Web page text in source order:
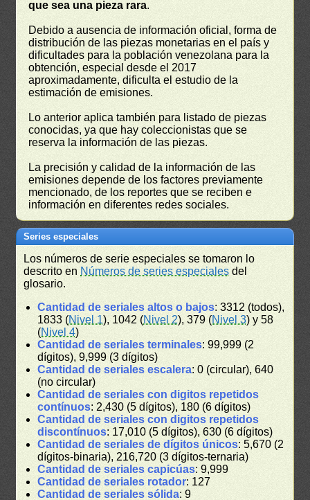
que sea una pieza rara.
Debido a ausencia de información oficial, forma de
distribución de las piezas monetarias en el país y
dificultades para la población venezolana para la
obtención, especial desde el 2017
aproximadamente, dificulta el estudio de la
estimación de emisiones.
Lo anterior aplica también para listado de piezas
conocidas, ya que hay coleccionistas que se
reserva la información de las piezas.
La precisión y calidad de la información de las
emisiones depende de los factores previamente
mencionado, de los reportes que se reciben e
información en diferentes redes sociales.
Series especiales
Los números de serie especiales se tomaron lo
descrito en Números de series especiales del
glosario.
Cantidad de seriales altos o bajos: 3312 (todos),
1833 (Nivel 1), 1042 (Nivel 2), 379 (Nivel 3) y 58
(Nivel 4)
Cantidad de seriales terminales: 99,999 (2
dígitos), 9,999 (3 dígitos)
Cantidad de seriales escalera: 0 (circular), 640
(no circular)
Cantidad de seriales con digitos repetidos
contínuos: 2,430 (5 dígitos), 180 (6 dígitos)
Cantidad de seriales con digitos repetidos
discontínuos: 17,010 (5 dígitos), 630 (6 dígitos)
Cantidad de seriales de dígitos únicos: 5,670 (2
dígitos-binaria), 216,720 (3 dígitos-ternaria)
Cantidad de seriales capicúas: 9,999
Cantidad de seriales rotador: 127
Cantidad de seriales sólida: 9